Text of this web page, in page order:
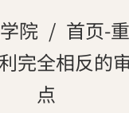
院
首页-
完全相反
点